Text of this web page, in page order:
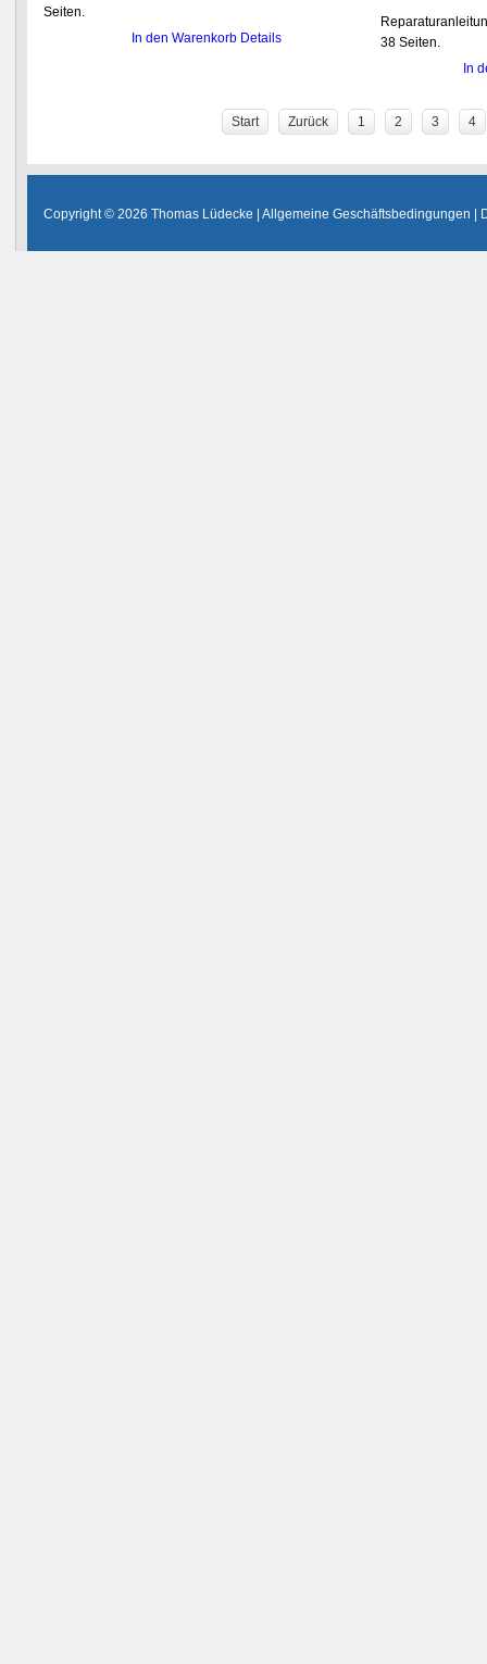
Seiten.
In den Warenkorb Details
38 Seiten.
In
Start Zurück 1 2 3 4
Copyright © 2026 Thomas Lüdecke | Allgemeine Geschäftsbedingungen